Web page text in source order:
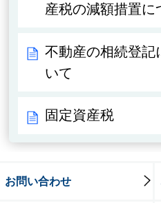
産税の減額措置に
不動産の相続登記
いて
固定資産税
お問い合わせ